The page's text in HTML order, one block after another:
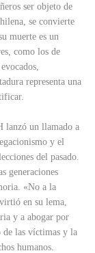
ser objeto de
se convierte
muerte es un
como los de
representa una
lanzó un llamado a
y el
del pasado.
generaciones
«No a la
en su lema,
y a abogar por
de las víctimas y la
humanos.